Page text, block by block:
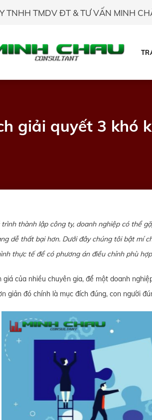
TNHH TMDV ĐT & TƯ VẤN MINH
giải quyết 3 khó
trình thành lập công ty, doanh nghiệp có thể
dễ thất bại hơn. Dưới đây chúng tôi bật mí
thực tế để có phương án điều chỉnh phù
giá của nhiều chuyên gia, để một doanh
giản đó chính là mục đích đúng, con người